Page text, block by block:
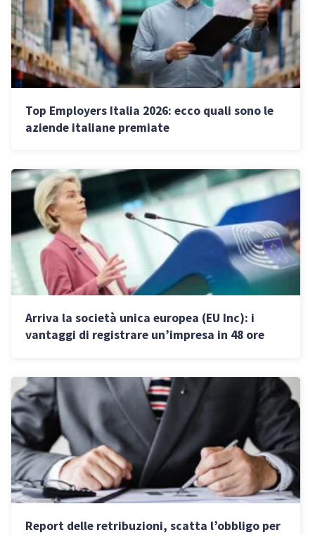
Top Employers Italia 2026: ecco quali sono le
aziende italiane premiate
Arriva la società unica europea (EU Inc): i
vantaggi di registrare un’impresa in 48 ore
Report delle retribuzioni, scatta l’obbligo per